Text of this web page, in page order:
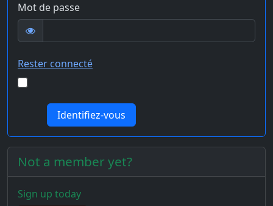
Mot de passe
Rester connecté
Not a member yet?
Sign up today